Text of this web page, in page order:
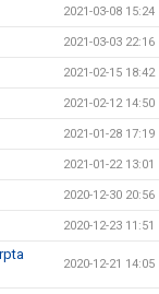
2021-03-08 15:24
2021-03-03 22:16
2021-02-15 18:42
2021-02-12 14:50
2021-01-28 17:19
2021-01-22 13:01
2020-12-30 20:56
2020-12-23 11:51
2020-12-21 14:05